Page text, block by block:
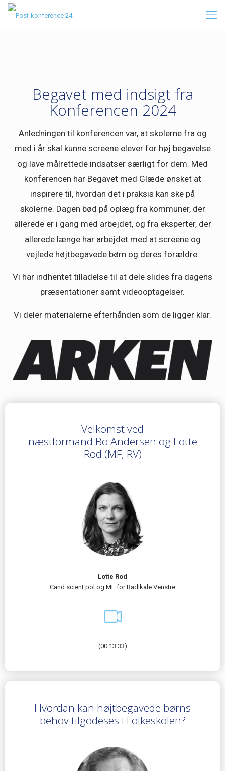
Begavet med indsigt fra
Konferencen 2024
Anledningen til konferencen var, at skolerne fra og
med i år skal kunne screene elever for høj begavelse
og lave målrettede indsatser særligt for dem. Med
konferencen har Begavet med Glæde ønsket at
inspirere til, hvordan det i praksis kan ske på
skolerne. Dagen bød på oplæg fra kommuner, der
allerede er i gang med arbejdet, og fra eksperter, der
allerede længe har arbejdet med at screene og
vejlede højtbegavede børn og deres forældre.
Vi har indhentet tilladelse til at dele slides fra dagens
præsentationer samt videooptagelser.
Vi deler materialerne efterhånden som de ligger klar.
Velkomst ved
næstformand Bo Andersen og Lotte
Rod (MF, RV)
Lotte Rod
Cand.scient.pol og MF for Radikale Venstre
(00:13:33)
Hvordan kan højtbegavede børns
behov tilgodeses i Folkeskolen?